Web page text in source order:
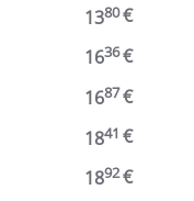
1380€
1636€
1687€
1841 €
1892€